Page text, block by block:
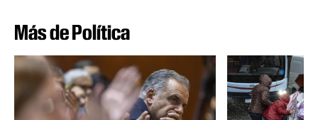
Más de Política